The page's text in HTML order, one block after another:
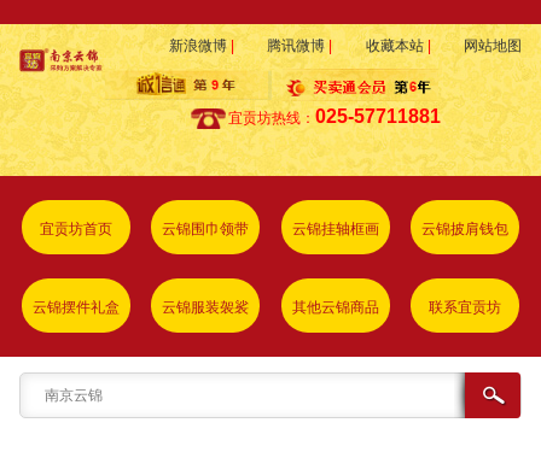
新浪微博| 腾讯微博| 收藏本站| 网站地图
宜贡坊热线：025-57711881
宜贡坊首页 云锦围巾领带 云锦挂轴框画 云锦披肩钱包
云锦摆件礼盒 云锦服装袈裟 其他云锦商品 联系宜贡坊